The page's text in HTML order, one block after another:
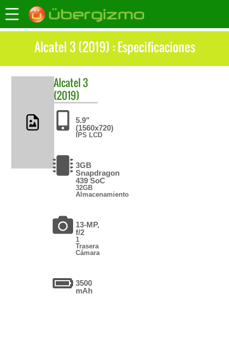
Alcatel 3 (2019) : Especificaciones
Alcatel3
(2019)
5.9"
(1560x720)
IPS LCD
3GB
Snapdragon
439 SoC
32GB
Almacenamiento
13-MP,
f/2
1
Trasera
Cámara
3500
mAh